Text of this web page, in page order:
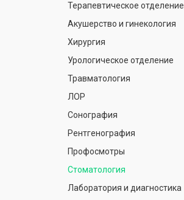
Терапевтическое отделение
Акушерство и гинекология
Хирургия
Урологическое отделение
Травматология
ЛОР
Сонография
Рентгенография
Профосмотры
Стоматология
Лаборатория и диагностика